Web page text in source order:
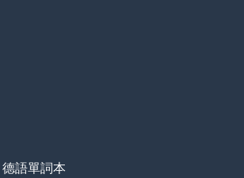
德語單詞本